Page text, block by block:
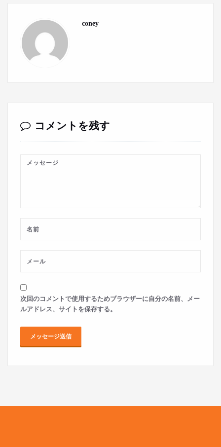
coney
コメントを残す
次回のコメントで使用するためブラウザーに自分の名前、メー
ルアドレス、サイトを保存する。